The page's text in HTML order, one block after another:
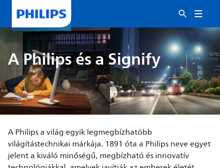
A Philips és a Signify
A Philips a világ egyik legmegbízhatóbb
világítástechnikai márkája. 1891 óta a Philips neve egyet
jelent a kiváló minőségű, megbízható és innovatív